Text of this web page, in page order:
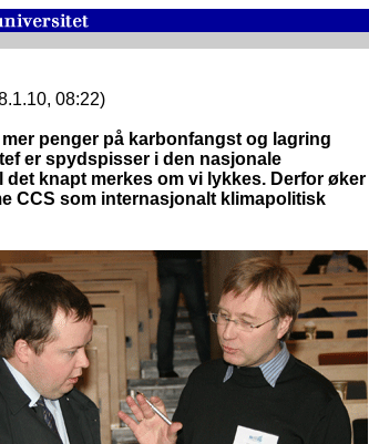
08:22)
penger på karbonfangst og lagring
er spydspisser i den nasjonale
knapt merkes om vi lykkes. Derfor øker
CCS som internasjonalt klimapolitisk